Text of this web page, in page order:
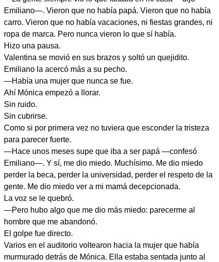
Emiliano—. Vieron que no había papá. Vieron que no había
carro. Vieron que no había vacaciones, ni fiestas grandes, ni
ropa de marca. Pero nunca vieron lo que sí había.
Hizo una pausa.
Valentina se movió en sus brazos y soltó un quejidito.
Emiliano la acercó más a su pecho.
—Había una mujer que nunca se fue.
Ahí Mónica empezó a llorar.
Sin ruido.
Sin cubrirse.
Como si por primera vez no tuviera que esconder la tristeza
para parecer fuerte.
—Hace unos meses supe que iba a ser papá —confesó
Emiliano—. Y sí, me dio miedo. Muchísimo. Me dio miedo
perder la beca, perder la universidad, perder el respeto de la
gente. Me dio miedo ver a mi mamá decepcionada.
La voz se le quebró.
—Pero hubo algo que me dio más miedo: parecerme al
hombre que me abandonó.
El golpe fue directo.
Varios en el auditorio voltearon hacia la mujer que había
murmurado detrás de Mónica. Ella estaba sentada junto al